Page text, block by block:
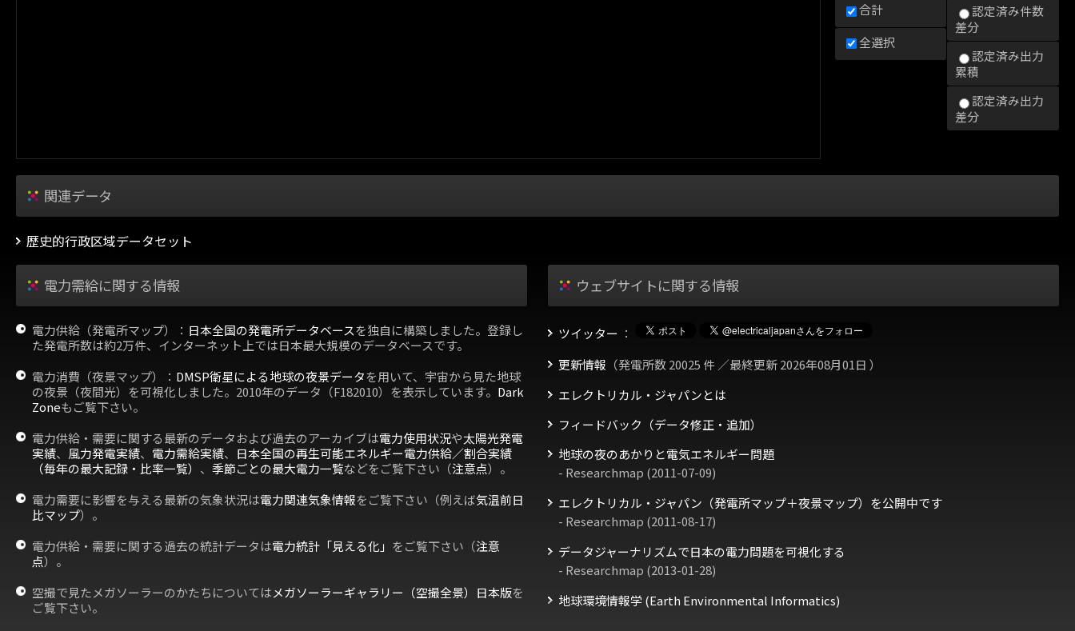
合計
全選択
認定済み件数
差分
認定済み出力
累積
認定済み出力
差分
関連データ
歴史的行政区域データセット
電力需給に関する情報
電力供給（発電所マップ）： 日本全国の発電所データベースを独自に構築しました。登録し
た発電所数は約2万件、インターネット上では日本最大規模のデータベースです。
電力消費（夜景マップ）： DMSP衛星による地球の夜景データを用いて、宇宙から見た地球
の夜景（夜間光）を可視化しました。2010年のデータ（F182010）を表示しています。 Dark
Zoneもご覧下さい。
電力供給・需要に関する最新のデータおよび過去のアーカイブは電力使用状況や太陽光発電
実績、 風力発電実績、 電力需給実績、 日本全国の再生可能エネルギー電力供給／割合実績
（毎年の最大記録・比率一覧） 、 季節ごとの最大電力一覧などをご覧下さい（注意点）。
電力需要に影響を与える最新の気象状況は電力関連気象情報をご覧下さい（例えば気温前日
比マップ）。
電力供給・需要に関する過去の統計データは電力統計「見える化」 をご覧下さい（注意
点）。
空撮で見たメガソーラーのかたちについてはメガソーラーギャラリー（空撮全景）日本版を
ご覧下さい。
ウェブサイトに関する情報
ツイッター ：
更新情報 （発電所数 20025 件 ／最終更新 2026年08月01日 ）
エレクトリカル・ジャパンとは
フィードバック（データ修正・追加）
地球の夜のあかりと電気エネルギー問題
- Researchmap (2011-07-09)
エレクトリカル・ジャパン（発電所マップ＋夜景マップ）を公開中です
- Researchmap (2011-08-17)
データジャーナリズムで日本の電力問題を可視化する
- Researchmap (2013-01-28)
地球環境情報学 (Earth Environmental Informatics)